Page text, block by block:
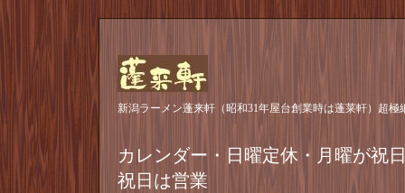
新潟ラーメン蓬来軒（昭和31年屋台創業時は蓬莱軒）超
カレンダー・日曜定休・月曜が祝
祝日は営業